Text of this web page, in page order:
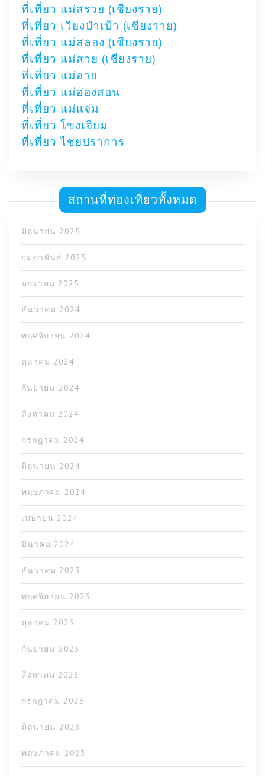
ที่เที่ยว แม่สรวย (เชียงราย)
ที่เที่ยว เวียงป่าเป้า (เชียงราย)
ที่เที่ยว แม่สลอง (เชียงราย)
ที่เที่ยว แม่สาย (เชียงราย)
ที่เที่ยว แม่อาย
ที่เที่ยว แม่ฮ่องสอน
ที่เที่ยว แม่แจ่ม
ที่เที่ยว โขงเจียม
ที่เที่ยว ไชยปราการ
สถานที่ท่องเที่ยวทั้งหมด
มิถุนายน 2025
กุมภาพันธ์ 2025
มกราคม 2025
ธันวาคม 2024
พฤศจิกายน 2024
ตุลาคม 2024
กันยายน 2024
สิงหาคม 2024
กรกฎาคม 2024
มิถุนายน 2024
พฤษภาคม 2024
เมษายน 2024
มีนาคม 2024
ธันวาคม 2023
พฤศจิกายน 2023
ตุลาคม 2023
กันยายน 2023
สิงหาคม 2023
กรกฎาคม 2023
มิถุนายน 2023
พฤษภาคม 2023